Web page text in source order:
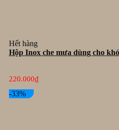
Hết hàng
Hộp Inox che mưa dùng cho
220.000₫
-33%